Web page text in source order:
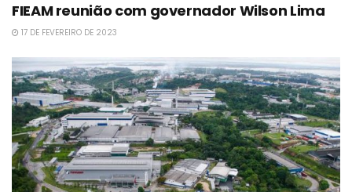
FIEAM reunião com governador Wilson Lima
17 DE FEVEREIRO DE 2023